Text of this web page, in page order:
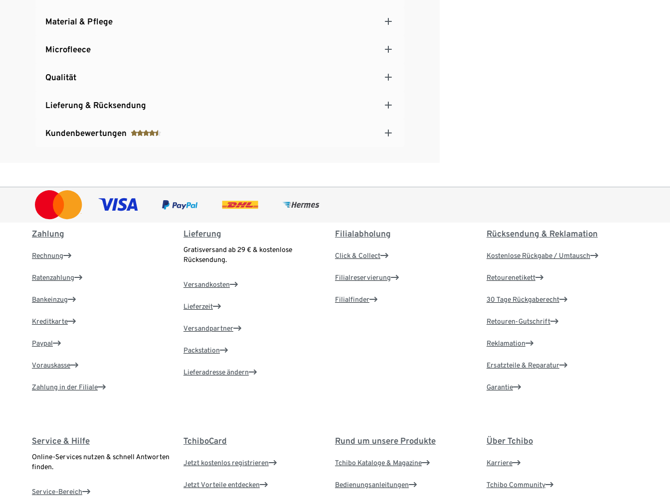
Material & Pflege
Microfleece
Qualität
Lieferung & Rücksendung
Kundenbewertungen
Zahlung
Rechnung
Ratenzahlung
Bankeinzug
Kreditkarte
Paypal
Vorauskasse
Zahlung in der Filiale
Lieferung
Gratisversand ab 29 € & kostenlose
Rücksendung.
Versandkosten
Lieferzeit
Versandpartner
Packstation
Lieferadresse ändern
Filialabholung
Click & Collect
Filialreservierung
Filialfinder
Rücksendung & Reklamation
Kostenlose Rückgabe / Umtausch
Retourenetikett
30 Tage Rückgaberecht
Retouren-Gutschrift
Reklamation
Ersatzteile & Reparatur
Garantie
Service & Hilfe
Online-Services nutzen & schnell Antworten
finden.
Service-Bereich
TchiboCard
Jetzt kostenlos registrieren
Jetzt Vorteile entdecken
Rund um unsere Produkte
Tchibo Kataloge & Magazine
Bedienungsanleitungen
Über Tchibo
Karriere
Tchibo Community